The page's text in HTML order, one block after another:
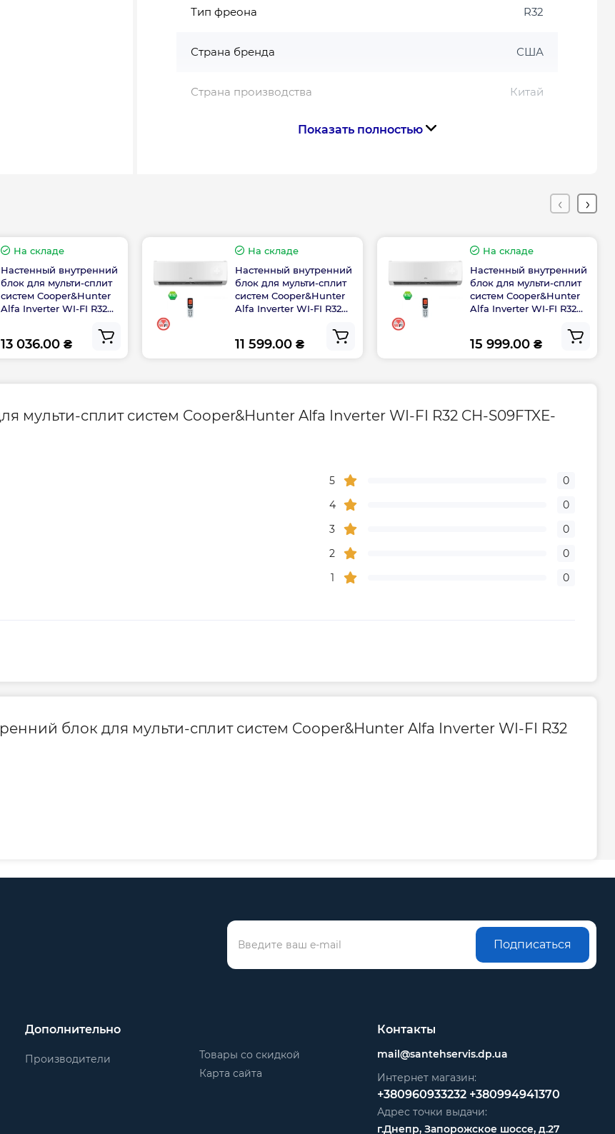
-15ºС
– до +48ºС
мульти-
Тип фреона R32
Страна бренда США
Страна производства Китай
Показать полностью
На складе
Настенный внутренний
блок для мульти-сплит
систем Cooper&Hunter
Alfa Inverter WI-FI R32
13 036.00 ₴
На складе
Настенный внутренний
блок для мульти-сплит
систем Cooper&Hunter
Alfa Inverter WI-FI R32
11 599.00 ₴
На складе
Настенный внутренний
блок для мульти-сплит
систем Cooper&Hunter
Alfa Inverter WI-FI R32
15 999.00 ₴
мульти-сплит систем Cooper&Hunter Alfa Inverter WI-FI R32 CH-S09FTXE-
5
0
4
0
3
0
2
0
1
0
блок для мульти-сплит систем Cooper&Hunter Alfa Inverter WI-FI R32
Подписаться
Дополнительно
Производители
Товары со скидкой
Карта сайта
Контакты
mail@santehservis.dp.ua
Интернет магазин:
+380960933232 +380994941370
Адрес точки выдачи:
г.Днепр, Запорожское шоссе, д.27